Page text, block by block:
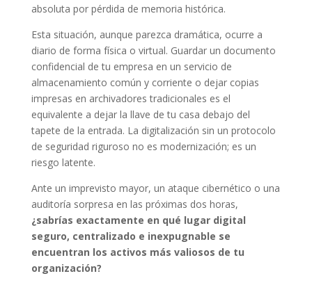
absoluta por pérdida de memoria histórica.
Esta situación, aunque parezca dramática, ocurre a
diario de forma física o virtual. Guardar un documento
confidencial de tu empresa en un servicio de
almacenamiento común y corriente o dejar copias
impresas en archivadores tradicionales es el
equivalente a dejar la llave de tu casa debajo del
tapete de la entrada. La digitalización sin un protocolo
de seguridad riguroso no es modernización; es un
riesgo latente.
Ante un imprevisto mayor, un ataque cibernético o una
auditoría sorpresa en las próximas dos horas,
¿sabrías exactamente en qué lugar digital
seguro, centralizado e inexpugnable se
encuentran los activos más valiosos de tu
organización?